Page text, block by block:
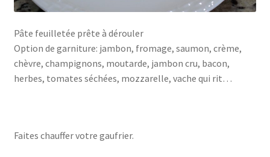
Pâte feuilletée prête à dérouler
Option de garniture: jambon, fromage, saumon, crème,
chèvre, champignons, moutarde, jambon cru, bacon,
herbes, tomates séchées, mozzarelle, vache qui rit…
Faites chauffer votre gaufrier.